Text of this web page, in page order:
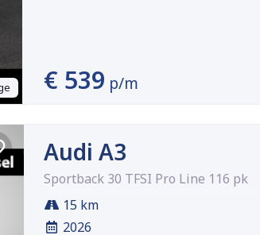
€ 539 p/m
Audi A3
Sportback 30 TFSI Pro Line 116 pk
15 km
2026